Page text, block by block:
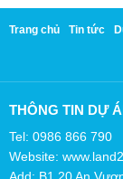
Trang chủ Tin tức
THÔNG TIN DỰ
Tel: 0986 866 790
Website: